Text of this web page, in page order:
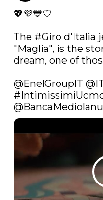
💖💜💙🤍
The #Giro d'Italia
"Maglia", is the
dream, one of
@EnelGroupIT